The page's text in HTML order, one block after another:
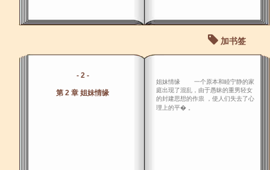
加书签
- 2 -
第 2 章 姐妹情缘
姐妹情缘 一个原本和睦宁静的家
庭出现了混乱，由于愚昧的重男轻女
的封建思想的作祟 ，使人们失去了心
理上的平� 。